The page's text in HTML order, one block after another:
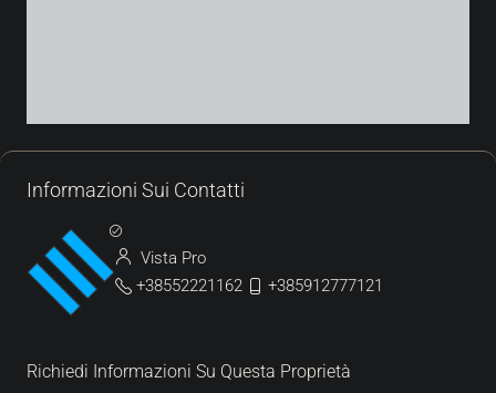
Informazioni Sui Contatti
Vista Pro
+38552221162
+385912777121
Richiedi Informazioni Su Questa Proprietà